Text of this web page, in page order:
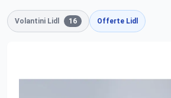
Volantini Lidl 16 Offerte Lidl